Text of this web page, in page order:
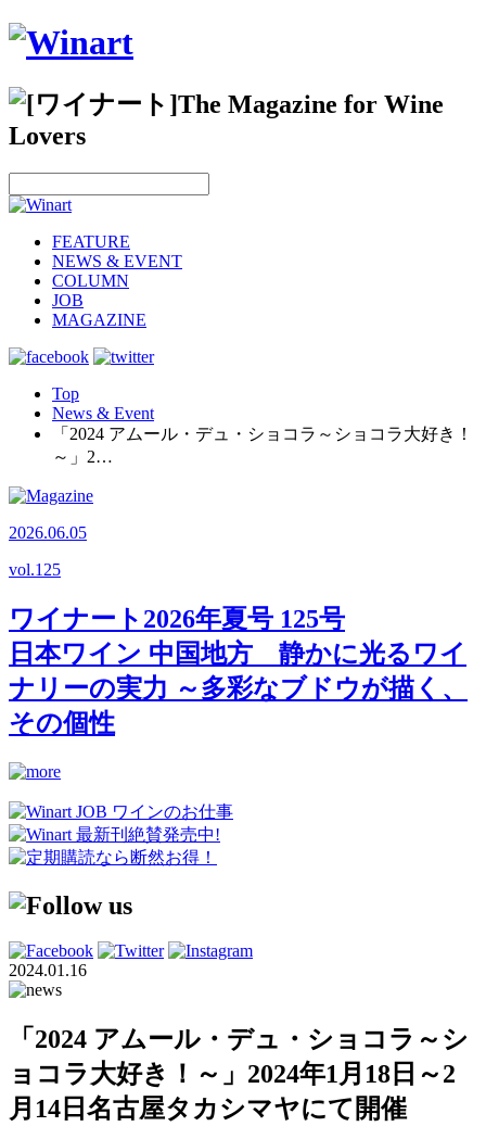
FEATURE
NEWS & EVENT
COLUMN
JOB
MAGAZINE
Top
News & Event
「2024 アムール・デュ・ショコラ～ショコラ大好き！
～」2…
2026.06.05
vol.125
ワイナート2026年夏号 125号
日本ワイン 中国地方 静かに光るワイ
ナリーの実力 ～多彩なブドウが描く、
その個性
2024.01.16
「2024 アムール・デュ・ショコラ～シ
ョコラ大好き！～」2024年1月18日～2
月14日名古屋タカシマヤにて開催